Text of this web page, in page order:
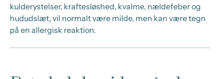
kulderystelser, kraftesløshed, kvalme, nældefeber og
hududslæt, vil normalt være milde, men kan være tegn
på en allergisk reaktion.